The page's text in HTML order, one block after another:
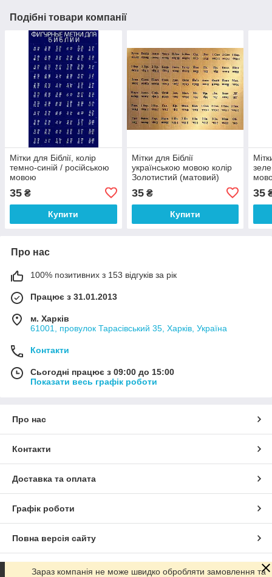
Подібні товари компанії
Мітки для Біблії, колір
темно-синій / російською
мовою
35 ₴
Купити
Мітки для Біблії
українською мовою колір
Золотистий (матовий)
35₴
Купити
35
Про нас
100% позитивних з 153 відгуків за рік
Працює з 31.01.2013
м. Харків
61001, провулок Тарасівський 35, Харків, Україна
Контакти
Сьогодні працює з 09:00 до 15:00
Показати весь графік роботи
Про нас
Контакти
Доставка та оплата
Графік роботи
Повна версія сайту
Сайт створено на маркетплейсі Prom.ua
Зараз компанія не може швидко обробляти замовлення та